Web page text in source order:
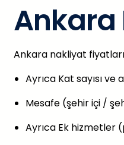
Ankara
Ankara nakliyat
Ayrıca Kat sayısı ve
Mesafe (şehir içi /
Ayrıca Ek hizmetler